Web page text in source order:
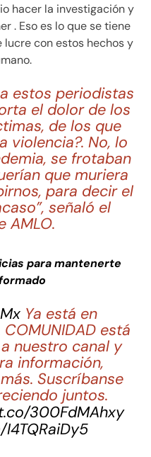
hacer la investigación y
. Eso es lo que se tiene
con estos hechos y
estos periodistas
el dolor de los
de los que
violencia?. No, lo
se frotaban
que muriera
para decir el
señaló el
AMLO.
para mantenerte
Ya está en
COMUNIDAD está
nuestro canal y
información,
Suscríbanse
juntos.
300FdMAhxy